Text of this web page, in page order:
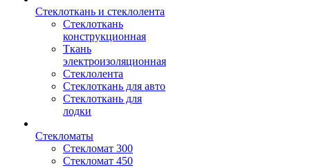
Стеклоткань и стеклолента
Стеклоткань
конструкционная
Ткань
электроизоляционная
Стеклолента
Стеклоткань для авто
Стеклоткань для
лодки
Стекломаты
Стекломат 300
Стекломат 450